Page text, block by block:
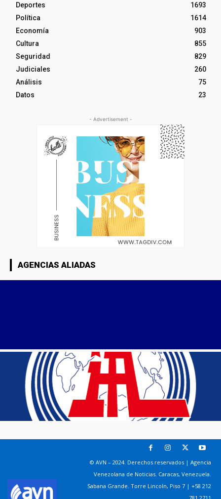
Deportes
1693
Política
1614
Economía
903
Cultura
855
Seguridad
829
Judiciales
260
Análisis
75
Datos
23
- Advertisement -
AGENCIAS ALIADAS
© AVN – 2024. Derechos reservados | Agencia
Venezolana de Noticias. Caracas, Venezuela.
Sabana Grande. Torre Lincoln, Piso 7 | +58 212